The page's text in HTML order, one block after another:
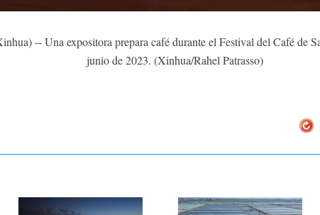
-- Una expositora prepara café durante el Festival del Café de
junio de 2023. (Xinhua/Rahel Patrasso)